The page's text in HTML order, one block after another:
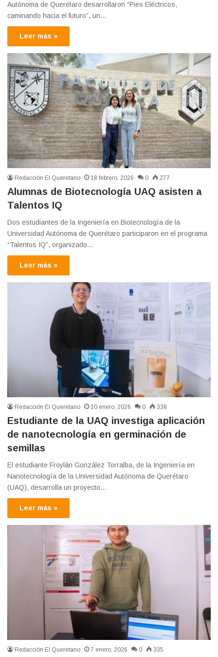
Autónoma de Querétaro desarrollaron “Pies Eléctricos,
caminando hacia el futuro”, un…
Leer más »
Redacción El Queretano 18 febrero, 2026 0 277
Alumnas de Biotecnología UAQ asisten a
Talentos IQ
Dos estudiantes de la Ingeniería en Biotecnología de la
Universidad Autónoma de Querétaro participaron en el programa
“Talentos IQ”, organizado…
Leer más »
Redacción El Queretano 10 enero, 2026 0 338
Estudiante de la UAQ investiga aplicación
de nanotecnología en germinación de
semillas
El estudiante Froylán González Torralba, de la Ingeniería en
Nanotecnología de la Universidad Autónoma de Querétaro
(UAQ), desarrolla un proyecto…
Leer más »
Redacción El Queretano 7 enero, 2026 0 335